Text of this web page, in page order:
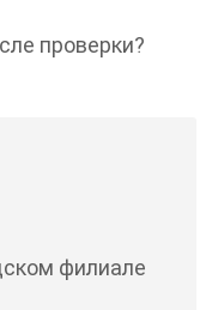
проверки?
филиале